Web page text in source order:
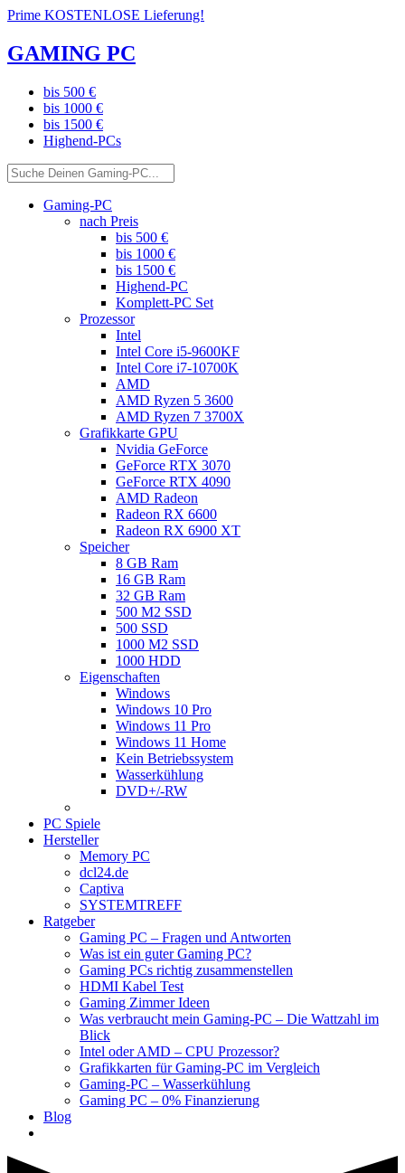
Prime KOSTENLOSE Lieferung!
GAMING PC
bis 500 €
bis 1000 €
bis 1500 €
Highend-PCs
Gaming-PC
nach Preis
bis 500 €
bis 1000 €
bis 1500 €
Highend-PC
Komplett-PC Set
Prozessor
Intel
Intel Core i5-9600KF
Intel Core i7-10700K
AMD
AMD Ryzen 5 3600
AMD Ryzen 7 3700X
Grafikkarte GPU
Nvidia GeForce
GeForce RTX 3070
GeForce RTX 4090
AMD Radeon
Radeon RX 6600
Radeon RX 6900 XT
Speicher
8 GB Ram
16 GB Ram
32 GB Ram
500 M2 SSD
500 SSD
1000 M2 SSD
1000 HDD
Eigenschaften
Windows
Windows 10 Pro
Windows 11 Pro
Windows 11 Home
Kein Betriebssystem
Wasserkühlung
DVD+/-RW
PC Spiele
Hersteller
Memory PC
dcl24.de
Captiva
SYSTEMTREFF
Ratgeber
Gaming PC – Fragen und Antworten
Was ist ein guter Gaming PC?
Gaming PCs richtig zusammenstellen
HDMI Kabel Test
Gaming Zimmer Ideen
Was verbraucht mein Gaming-PC – Die Wattzahl im
Blick
Intel oder AMD – CPU Prozessor?
Grafikkarten für Gaming-PC im Vergleich
Gaming-PC – Wasserkühlung
Gaming PC – 0% Finanzierung
Blog